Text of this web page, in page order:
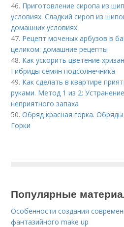
46. Приготовление сиропа из
условиях. Сладкий сироп из
домашних условиях
47. Рецепт моченых арбузов в
целиком: домашние рецепты
48. Как ускорить цветение
Гибриды семян подсолнечника
49. Как сделать в квартире
руками. Метод 1 из 2:
неприятного запаха
50.Обряд красная горка.
Горки
Популярные
Особенности создания
фантазийного make up